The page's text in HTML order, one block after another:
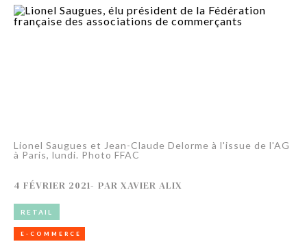
Lionel Saugues et Jean-Claude Delorme à l'issue de l'AG
à Paris, lundi. Photo FFAC
4 FÉVRIER 2021- PAR XAVIER ALIX
RETAIL
E-COMMERCE